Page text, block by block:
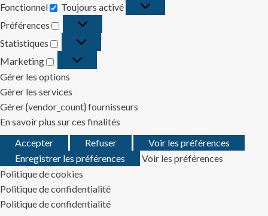
Fonctionnel
Fonctionnel
Toujours activé
Préférences
Préférences
Statistiques
Statistiques
Marketing
Marketing
Gérer les options
Gérer les services
Gérer {vendor_count} fournisseurs
En savoir plus sur ces finalités
Accepter
Refuser
Voir les préférences
Enregistrer les préférences
Voir les préférences
Politique de cookies
Politique de confidentialité
Politique de confidentialité